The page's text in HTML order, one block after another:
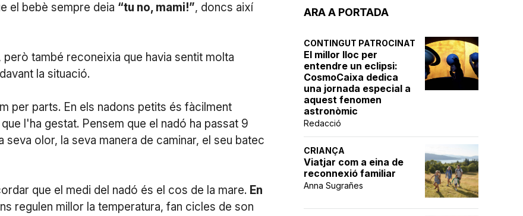
ARA A PORTADA
CONTINGUT PATROCINAT
El millor lloc per
entendre un eclipsi:
CosmoCaixa dedica
una jornada especial a
aquest fenomen
astronòmic
Redacció
CRIANÇA
Viatjar com a eina de
reconnexió familiar
Anna Sugrañes
el bebè sempre deia “tu no, mami!”, doncs així
també reconeixia que havia sentit molta
la situació.
per parts. En els nadons petits és fàcilment
l'ha gestat. Pensem que el nadó ha passat 9
olor, la seva manera de caminar, el seu batec
que el medi del nadó és el cos de la mare. En
regulen millor la temperatura, fan cicles de son